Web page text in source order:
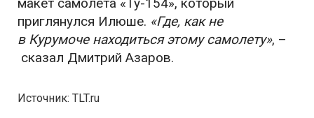
приглянулся Илюше. «Где, как не
в Курумоченаходиться этому самолету», –
сказал Дмитрий Азаров.
Источник: TLT.ru